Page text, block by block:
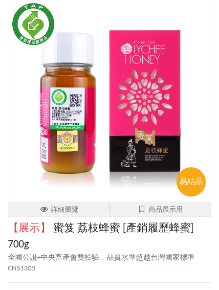
易結晶
詳細瀏覽 商品展示用
【展示】
蜜笈 荔枝蜂蜜 [產銷履歷蜂蜜]
700g
全國公證+中央畜產會雙檢驗，品質水準超越台灣國家標準
CNS1305